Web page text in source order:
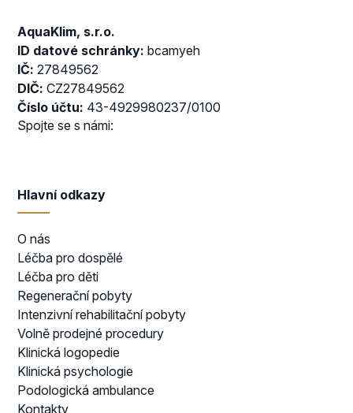
AquaKlim, s.r.o.
ID datové schránky: bcamyeh
IČ: 27849562
DIČ: CZ27849562
Číslo účtu: 43-4929980237/0100
Spojte se s námi:
Hlavní odkazy
O nás
Léčba pro dospělé
Léčba pro děti
Regenerační pobyty
Intenzivní rehabilitační pobyty
Volně prodejné procedury
Klinická logopedie
Klinická psychologie
Podologická ambulance
Kontakty